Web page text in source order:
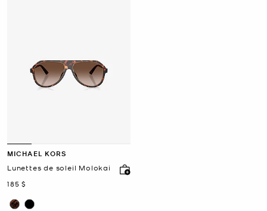
MICHAEL KORS
Lunettes de soleil Molokai
maintenant
185 $